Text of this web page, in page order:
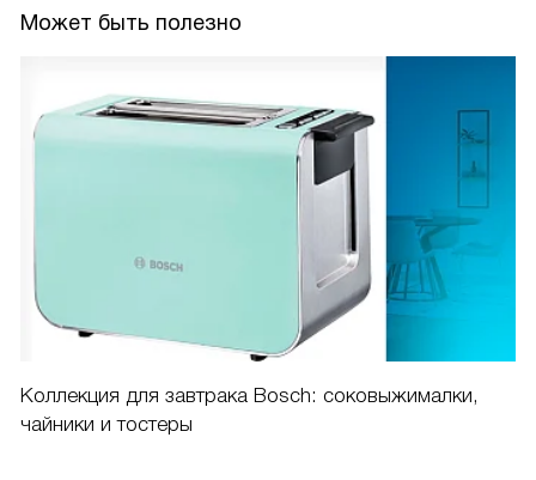
Может быть полезно
Коллекция для завтрака Bosch: соковыжималки,
чайники и тостеры